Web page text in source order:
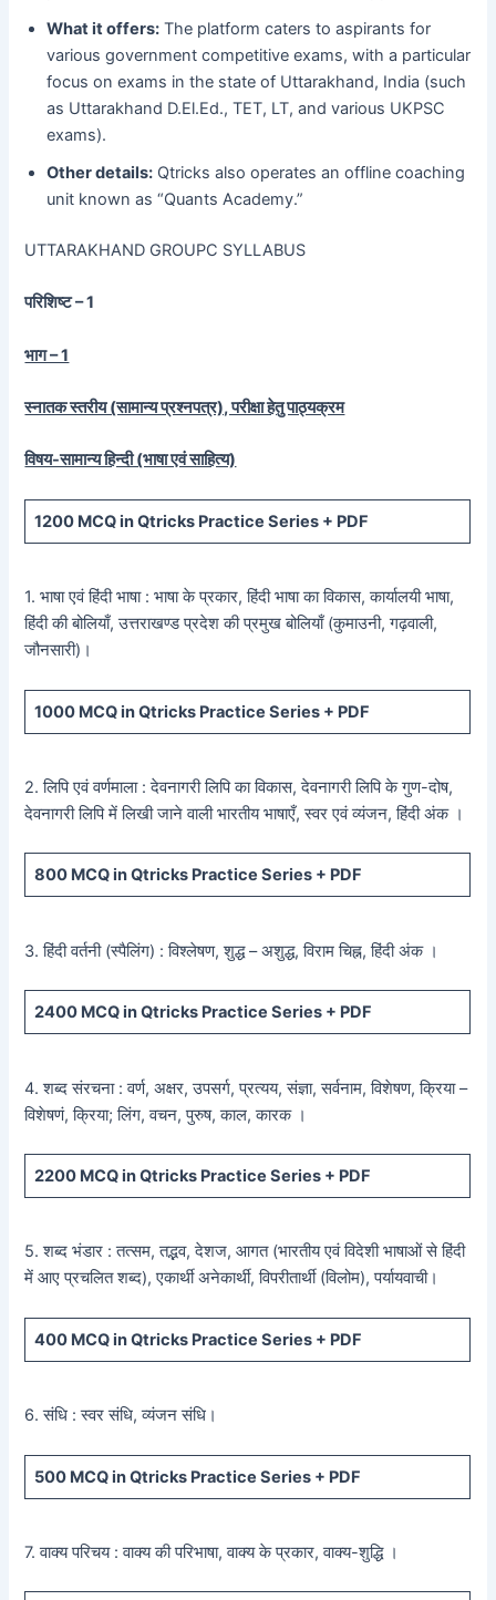
What it offers: The platform caters to aspirants for
various government competitive exams, with a particular
focus on exams in the state of Uttarakhand, India (such
as Uttarakhand D.El.Ed., TET, LT, and various UKPSC
exams).
Other details: Qtricks also operates an offline coaching
unit known as “Quants Academy.”
UTTARAKHAND GROUPC SYLLABUS
परिशिष्ट – 1
भाग – 1
स्नातक स्तरीय (सामान्य प्रश्नपत्र), परीक्षा हेतु पाठ्यक्रम
विषय-सामान्य हिन्दी (भाषा एवं साहित्य)
1200 MCQ in Qtricks Practice Series + PDF
1. भाषा एवं हिंदी भाषा : भाषा के प्रकार, हिंदी भाषा का विकास, कार्यालयी भाषा,
हिंदी की बोलियाँ, उत्तराखण्ड प्रदेश की प्रमुख बोलियाँ (कुमाउनी, गढ़वाली,
जौनसारी)।
1000 MCQ in Qtricks Practice Series + PDF
2. लिपि एवं वर्णमाला : देवनागरी लिपि का विकास, देवनागरी लिपि के गुण-दोष,
देवनागरी लिपि में लिखी जाने वाली भारतीय भाषाएँ, स्वर एवं व्यंजन, हिंदी अंक ।
800 MCQ in Qtricks Practice Series + PDF
3. हिंदी वर्तनी (स्पैलिंग) : विश्लेषण, शुद्ध – अशुद्ध, विराम चिह्न, हिंदी अंक ।
2400 MCQ in Qtricks Practice Series + PDF
4. शब्द संरचना : वर्ण, अक्षर, उपसर्ग, प्रत्यय, संज्ञा, सर्वनाम, विशेषण, क्रिया –
विशेषणं, क्रिया; लिंग, वचन, पुरुष, काल, कारक ।
2200 MCQ in Qtricks Practice Series + PDF
5. शब्द भंडार : तत्सम, तद्भव, देशज, आगत (भारतीय एवं विदेशी भाषाओं से हिंदी
में आए प्रचलित शब्द), एकार्थी अनेकार्थी, विपरीतार्थी (विलोम), पर्यायवाची।
400 MCQ in Qtricks Practice Series + PDF
6. संधि : स्वर संधि, व्यंजन संधि।
500 MCQ in Qtricks Practice Series + PDF
7. वाक्य परिचय : वाक्य की परिभाषा, वाक्य के प्रकार, वाक्य-शुद्धि ।